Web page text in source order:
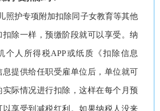
照护专项附加扣除同子女教育等其他
扣除一样，预缴阶段就可以享受。纳
个人所得税APP或纸质《扣除信息
息提供给任职受雇单位后，单位就可
实际情况进行扣除，这样在每个月预
以享受到减税红利。如果纳税人没来